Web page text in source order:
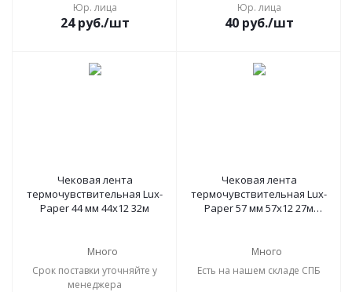
Юр. лица
24руб./шт
Юр. лица
40руб./шт
Чековая лента
термочувствительная Lux-
Paper 44 мм 44х12 32м
Много
Срок поставки уточняйте у
менеджера
Чековая лента
термочувствительная Lux-
Paper 57 мм 57х12 27м
Много
Есть на нашем складе СПБ